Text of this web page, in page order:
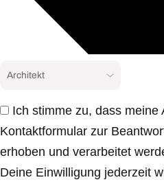
Ich stimme zu, dass meine
Kontaktformular zur
erhoben und verarbeitet
Deine Einwilligung jederzeit